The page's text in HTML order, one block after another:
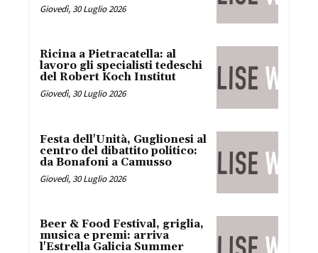
Giovedì, 30 Luglio 2026
Ricina a Pietracatella: al
lavoro gli specialisti tedeschi
del Robert Koch Institut
Giovedì, 30 Luglio 2026
Festa dell'Unità, Guglionesi al
centro del dibattito politico:
da Bonafoni a Camusso
Giovedì, 30 Luglio 2026
Beer & Food Festival, griglia,
musica e premi: arriva
l'Estrella Galicia Summer